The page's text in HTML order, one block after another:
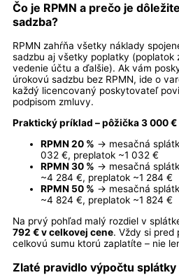
Čo je RPMN a prečo je
sadzba?
RPMN zahŕňa všetky náklady
sadzbu aj všetky poplatky (poplatok
vedenie účtu a ďalšie). Ak vám
úrokovú sadzbu bez RPMN, ide o
každý licencovaný poskytovateľ
podpisom zmluvy.
Praktický príklad – pôžička 3 000 €
RPMN 20 % → mesačná
032 €, preplatok ~1 032 €
RPMN 30 % → mesačná
~4 284 €, preplatok ~1 284 €
RPMN 50 % → mesačná
~4 824 €, preplatok ~1 824 €
Na prvý pohľad malý rozdiel v
792 € v celkovej cene. Vždy si pred
celkovú sumu ktorú zaplatíte – nie
Zlaté pravidlo výpočtu splátky